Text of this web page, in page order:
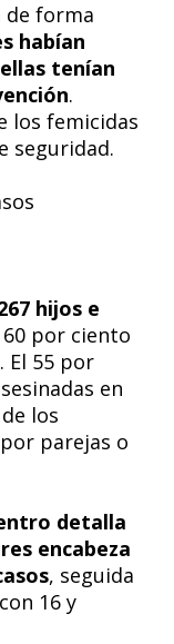
de forma
habían
tenían
.
los femicidas
seguridad.
hijos e
por ciento
El 55 por
en
los
parejas o
detalla
encabeza
, seguida
16 y